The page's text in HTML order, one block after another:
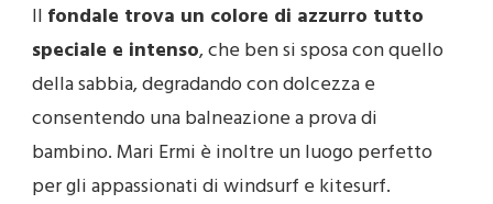
Il fondale trova un colore di azzurro tutto
speciale e intenso, che ben si sposa con quello
della sabbia, degradando con dolcezza e
consentendo una balneazione a prova di
bambino. Mari Ermi è inoltre un luogo perfetto
per gli appassionati di windsurf e kitesurf.